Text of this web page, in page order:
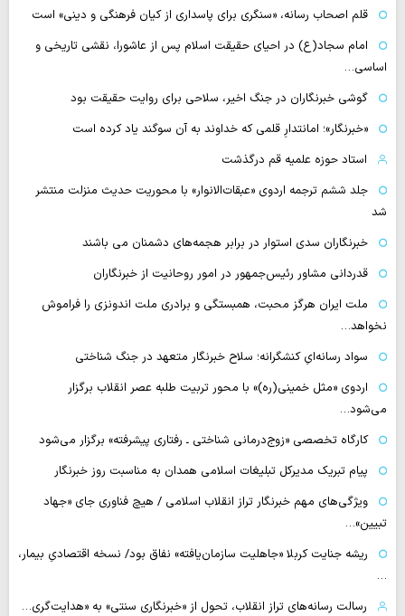
قلم اصحاب رسانه، «سنگری برای پاسداری از کیان فرهنگی و دینی» است
امام سجاد(ع) در احیای حقیقت اسلام پس از عاشورا، نقشی تاریخی و
اساسی…
گوشی خبرنگاران در جنگ اخیر، سلاحی برای روایت حقیقت بود
«خبرنگار»؛ امانتدارِ قلمی که خداوند به آن سوگند یاد کرده است
استاد حوزه علمیه قم درگذشت
جلد ششم ترجمه اردوی «عبقات‌الانوار» با محوریت حدیث منزلت منتشر
شد
خبرنگاران سدی استوار در برابر هجمه‌های دشمنان می باشند
قدردانی مشاور رئیس‌جمهور در امور روحانیت از خبرنگاران
ملت ایران هرگز محبت، همبستگی و برادری ملت اندونزی را فراموش
نخواهد…
سواد رسانه‌ایِ کنشگرانه؛ سلاح خبرنگار متعهد در جنگ شناختی
اردوی «مثل خمینی(ره)» با محور تربیت طلبه عصر انقلاب برگزار
می‌شود…
کارگاه تخصصی «زوج‌درمانی شناختی ـ رفتاری پیشرفته» برگزار می‌شود
پیام تبریک مدیرکل تبلیغات اسلامی همدان به مناسبت روز خبرنگار
ویژگی‌های مهم خبرنگار تراز انقلاب اسلامی / هیچ فناوری‌ جای «جهاد
تبیین»…
ریشه جنایت کربلا «جاهلیت سازمان‌یافته» نفاق بود/ نسخه اقتصادیِ بیمار،
…
رسالت رسانه‌های تراز انقلاب، تحول از «خبرنگاری سنتی» به «هدایت‌گری…